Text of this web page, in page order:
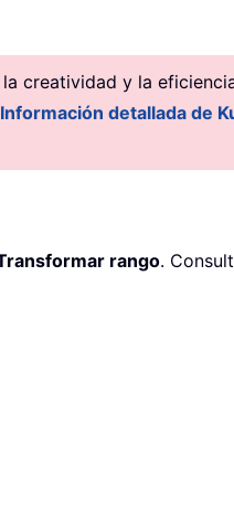
creatividad y la
Información detallada de
rango.